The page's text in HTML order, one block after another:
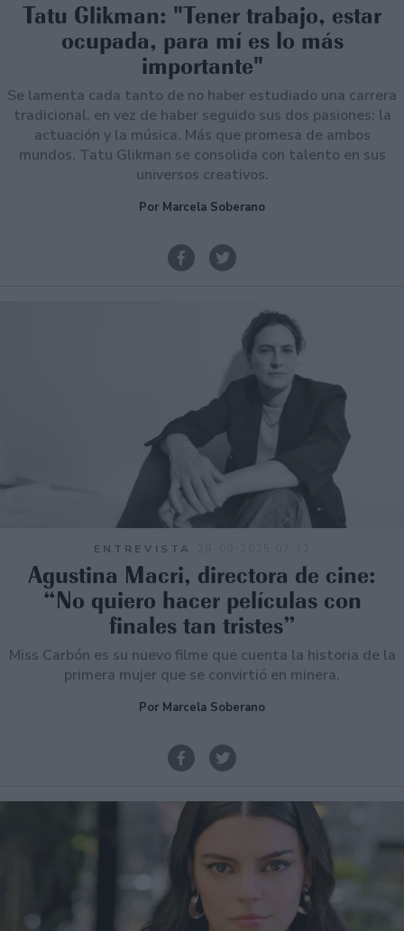
Tatu Glikman: "Tener trabajo, estar
ocupada, para mí es lo más
importante"
Se lamenta cada tanto de no haber estudiado una carrera
tradicional, en vez de haber seguido sus dos pasiones: la
actuación y la música. Más que promesa de ambos
mundos, Tatu Glikman se consolida con talento en sus
universos creativos.
Por Marcela Soberano
ENTREVISTA
Agustina Macri, directora de cine:
“No quiero hacer películas con
finales tan tristes”
Miss Carbón es su nuevo filme que cuenta la historia de la
primera mujer que se convirtió en minera.
Por Marcela Soberano